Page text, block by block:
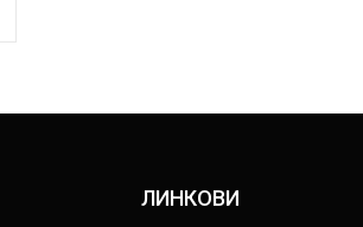
ЛИНКОВИ